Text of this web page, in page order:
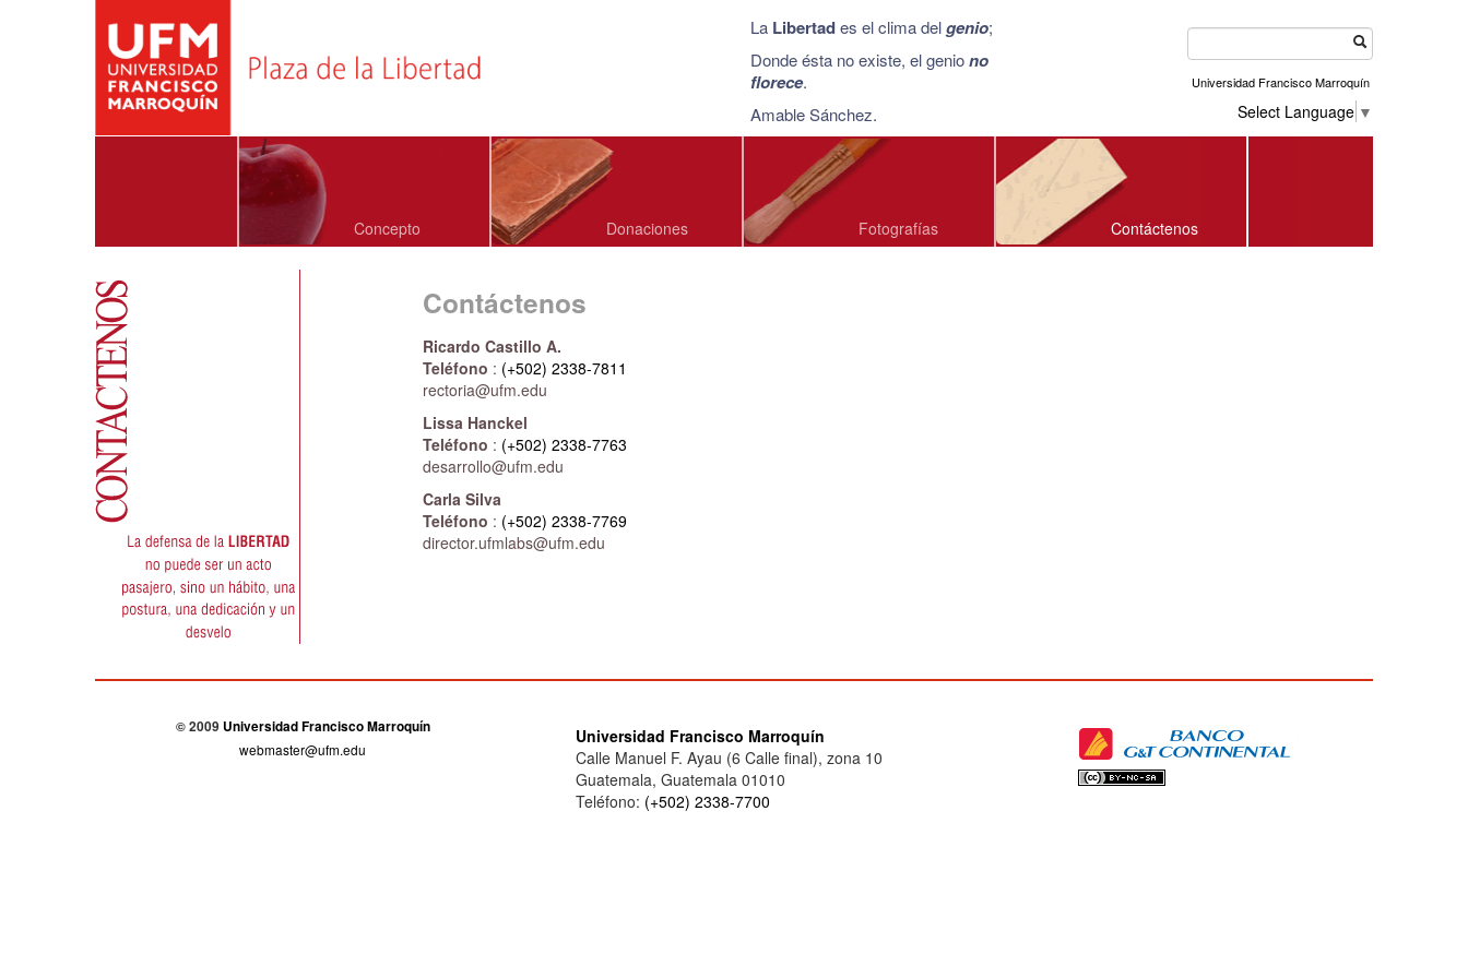
La Libertades el clima delgenio;
Donde ésta no existe, el geniono
florece.
Amable Sánchez.
Universidad Francisco Marroquín
Select Language ▼
Concepto Donaciones Fotografías Contáctenos
Contáctenos
Ricardo Castillo A.
Teléfono : (+502) 2338-7811
rectoria@ufm.edu
Lissa Hanckel
Teléfono : (+502) 2338-7763
desarrollo@ufm.edu
Carla Silva
Teléfono : (+502) 2338-7769
director.ufmlabs@ufm.edu
© 2009 Universidad Francisco Marroquín
webmaster@ufm.edu
Universidad Francisco Marroquín
Calle Manuel F. Ayau (6 Calle final), zona 10
Guatemala, Guatemala 01010
Teléfono: (+502) 2338-7700